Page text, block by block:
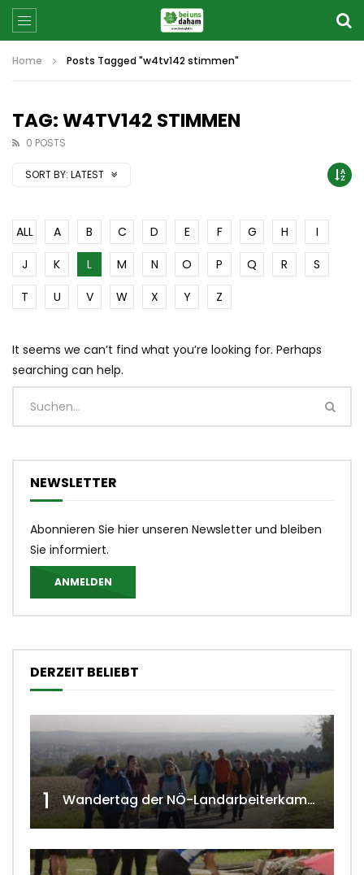
Home Posts Tagged "w4tv142 stimmen"
TAG: W4TV142 STIMMEN
0 POSTS
SORT BY: LATEST
ALL A B C D E F G H
I
J
K L M N O P Q R
S
T
U V W X Y Z
It seems we can’t find what you’re looking for. Perhaps
searching can help.
NEWSLETTER
Abonnieren Sie hier unseren Newsletter und bleiben
Sie informiert.
ANMELDEN
DERZEIT BELIEBT
1 Wandertag der NÖ-Landarbeiterkammer in Hollabrunn 2024